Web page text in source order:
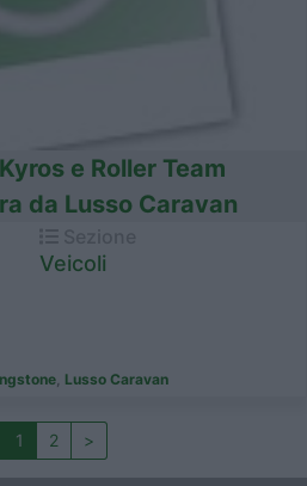
e Roller Team
da Lusso Caravan
Veicoli
, Lusso Caravan
1 2 >